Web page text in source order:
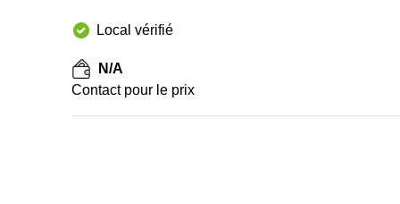
Local vérifié
N/A
Contact pour le prix